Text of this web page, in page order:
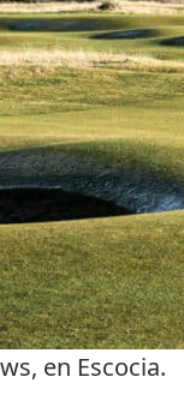
en Escocia.